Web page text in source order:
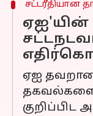
சட்டரீதியான
ஏஐ'யின்
ஏஐ
தகவல்களை